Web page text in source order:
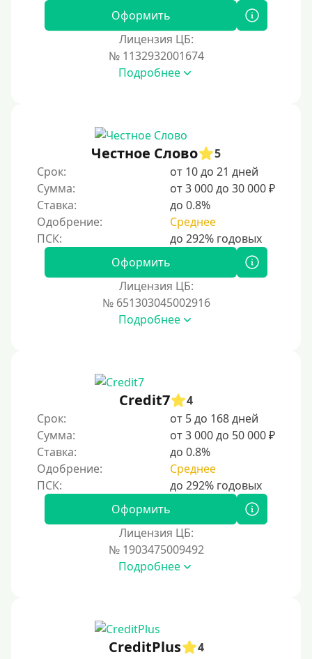
Виза (Visa)
Тинькофф
На карту Кукуруза
Моментум (Momentum)
Золотая Корона
Через систему быстрых платежей СБП
Способы получения
Без активации сервиса
Без участия банков
Без посещения офиса
В офисе
В ломбарде
Роботы займов
Онлайн на карту в Telegram
Без списания денег с карты
Денежным переводом
На электронный кошелек
Без привязки карты
Оформить
Лицензия ЦБ:
№ 1132932001674
Подробнее
Честное Слово
5
Срок:
от 10 до 21 дней
Сумма:
от 3 000 до 30 000 ₽
Ставка:
до 0.8%
Одобрение:
Среднее
Оформить
Лицензия ЦБ:
№ 651303045002916
Подробнее
Credit7
4
Срок:
от 5 до 168 дней
Сумма:
от 3 000 до 50 000 ₽
Ставка:
до 0.8%
Одобрение:
Среднее
Оформить
Лицензия ЦБ:
№ 1903475009492
Подробнее
CreditPlus
4